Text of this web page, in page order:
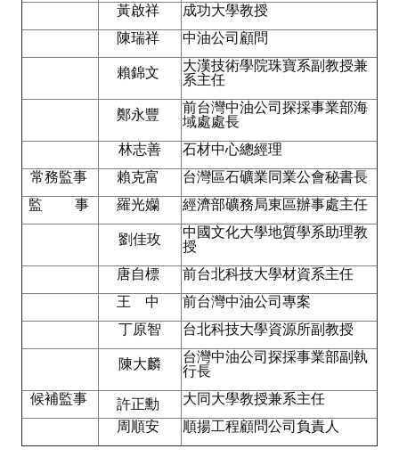
Lu Shandong Scholarship Winner
PUBLICATIONS
Special Issue
Dictionary of Mining Industry
Annual
Cross Strait Exchange
Active Gallery
黃啟祥
成功大學教授
陳瑞祥
中油公司顧問
賴錦文
大漢技術學院珠寶系副教授兼
系主任
鄭永豐
前台灣中油公司探採事業部海
域處處長
林志善
石材中心總經理
常務監事
賴克富
台灣區石礦業同業公會秘書長
監 事
羅光孏 經濟部礦務局東區辦事處主任
劉佳玫
中國文化大學地質學系助理教
授
唐自標
前台北科技大學材資系主任
王 中
前台灣中油公司專案
丁原智
台北科技大學資源所副教授
陳大麟
台灣中油公司探採事業部副執
行長
候補監事
許正勳
大同大學教授兼系主任
周順安
順揚工程顧問公司負責人